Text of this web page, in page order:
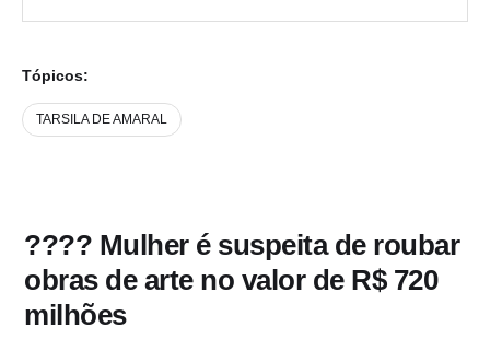
Tópicos:
TARSILA DE AMARAL
???? Mulher é suspeita de roubar
obras de arte no valor de R$ 720
milhões